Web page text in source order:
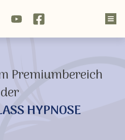
Premiumbereich
der
HYPNOSE